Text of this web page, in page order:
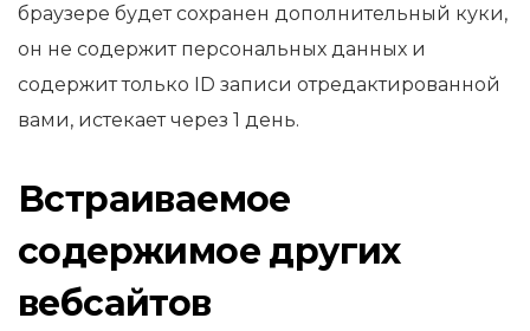
браузере будет сохранен дополнительный куки,
он не содержит персональных данных и
содержит только ID записи отредактированной
вами, истекает через 1 день.
Встраиваемое
содержимое других
вебсайтов